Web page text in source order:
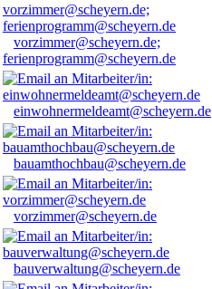
vorzimmer@scheyern.de;
ferienprogramm@scheyern.de
einwohnermeldeamt@scheyern.de
bauamthochbau@scheyern.de
vorzimmer@scheyern.de
bauverwaltung@scheyern.de